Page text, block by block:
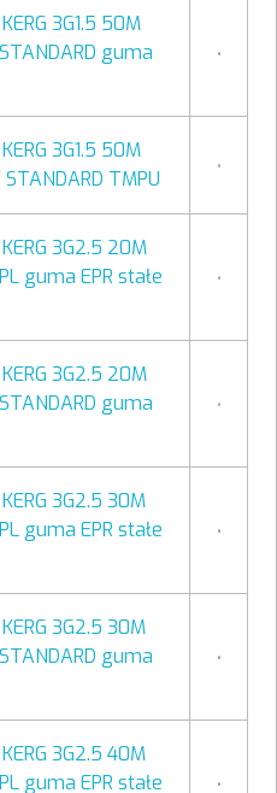
3G1.5 50M
guma
3G1.5 50M
STANDARD TMPU
3G2.5 20M
guma EPR stałe
3G2.5 20M
guma
3G2.5 30M
guma EPR stałe
3G2.5 30M
guma
3G2.5 40M
guma EPR stałe